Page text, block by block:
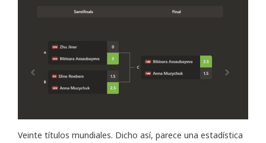
Veinte títulos mundiales. Dicho así, parece una estadística